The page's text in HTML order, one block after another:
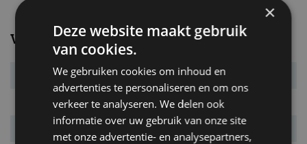
Verbruik
Verbr. gecomb. 6,0 l/100km
CO₂-emissie 140 g/km
Energielabel E
×
Deze website maakt gebruik
van cookies.
We gebruiken cookies om inhoud en
advertenties te personaliseren en om ons
verkeer te analyseren. We delen ook
informatie over uw gebruik van onze site
met onze advertentie- en analysepartners,